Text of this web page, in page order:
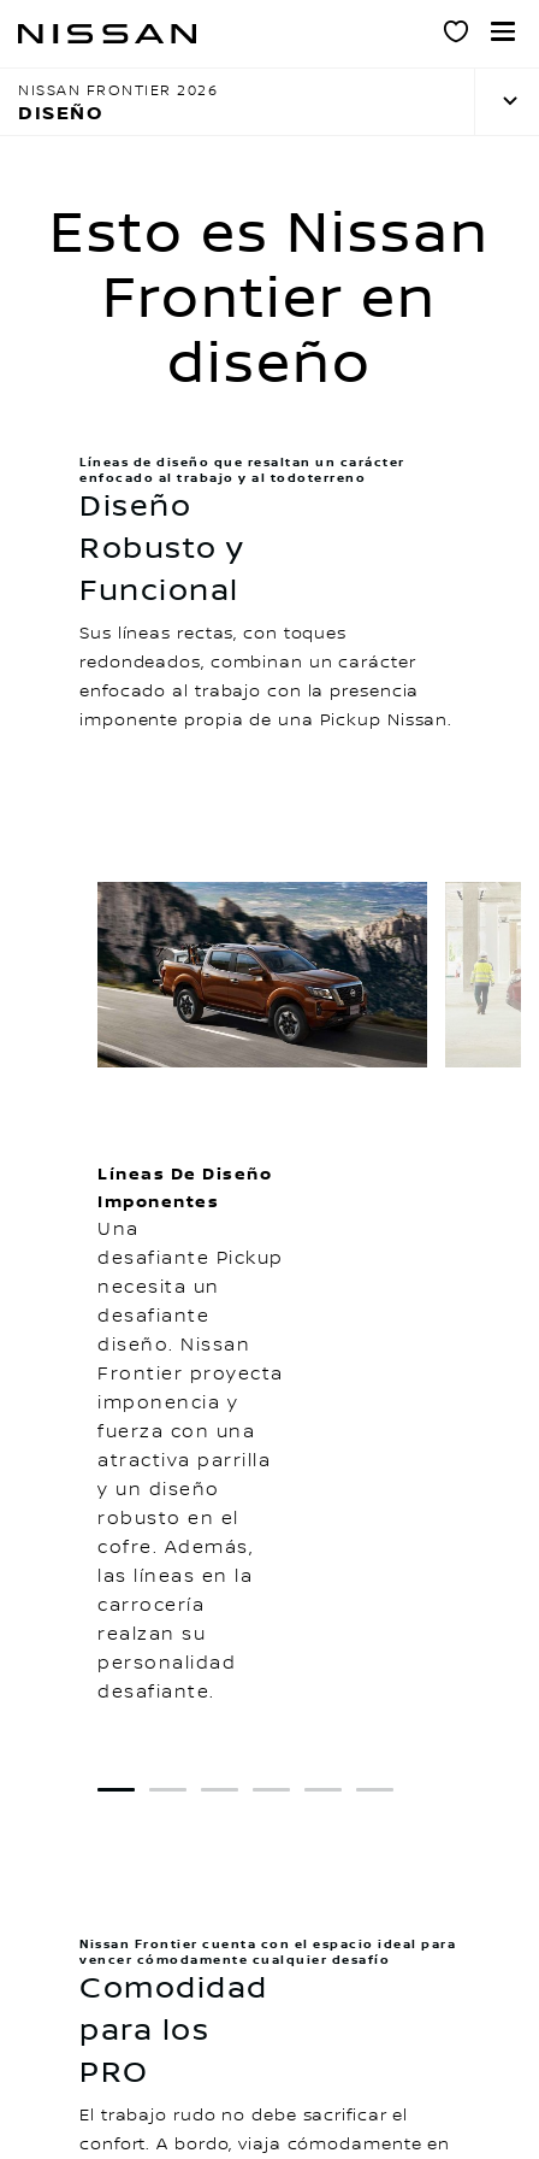
al
principal
NISSAN FRONTIER 2026
DISEÑO
Esto es Nissan
Frontier en
diseño
Diseño
Robusto y
Funcional
Líneas de diseño que resaltan un carácter
enfocado al trabajo y al todoterreno
Sus líneas rectas, con toques
redondeados, combinan un carácter
enfocado al trabajo con la presencia
imponente propia de una Pickup Nissan.
Líneas De Diseño
Imponentes
Una
desafiante Pickup
necesita un
desafiante
diseño. Nissan
Frontier proyecta
imponencia y
fuerza con una
atractiva parrilla
y un diseño
robusto en el
cofre. Además,
las líneas en la
carrocería
realzan su
personalidad
desafiante.
1 2 3 4 5 6
Comodidad
para los
PRO
Nissan Frontier cuenta con el espacio ideal para
vencer cómodamente cualquier desafío
El trabajo rudo no debe sacrificar el
confort. A bordo, viaja cómodamente en